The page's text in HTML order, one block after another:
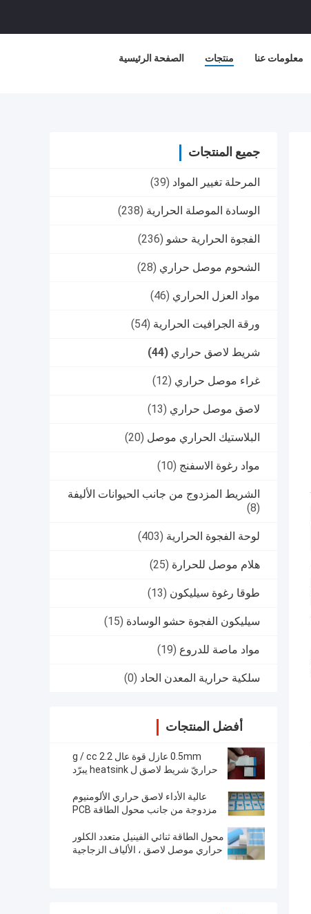
الصفحة الرئيسية منتجات معلومات عنا
جميع المنتجات
المرحلة تغيير المواد (39)
الوسادة الموصلة الحرارية (238)
الفجوة الحرارية حشو (236)
الشحوم موصل حراري (28)
مواد العزل الحراري (46)
ورقة الجرافيت الحرارية (54)
شريط لاصق حراري (44)
غراء موصل حراري (12)
لاصق موصل حراري (13)
البلاستيك الحراري موصل (20)
مواد رغوة الاسفنج (10)
الشريط المزدوج من جانب الحيوانات الأليفة
(8)
لوحة الفجوة الحرارية (403)
هلام موصل للحرارة (25)
طوقا رغوة سيليكون (13)
سيليكون الفجوة حشو الوسادة (15)
مواد ماصة للدروع (19)
سلكية حرارية المعدن الحاد (0)
أفضل المنتجات
0.5mm عازل قوة عال 2.2 g / cc
حراريّ شريط لاصق ل heatsink يبرّد
عالية الأداء لاصق حراري الألومنيوم
مزدوجة من جانب محول الطاقة PCB
محول الطاقة ثنائي الفينيل متعدد الكلور
حراري موصل لاصق ، الألياف الزجاجية